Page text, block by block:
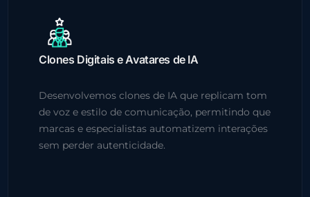
Clones Digitais e Avatares de IA
Desenvolvemos clones de IA que replicam tom
de voz e estilo de comunicação, permitindo que
marcas e especialistas automatizem interações
sem perder autenticidade.